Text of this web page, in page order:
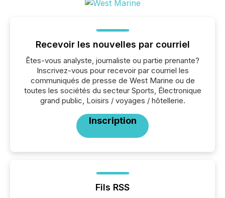
Recevoir les nouvelles par courriel
Êtes-vous analyste, journaliste ou partie prenante?
Inscrivez-vous pour recevoir par courriel les
communiqués de presse de West Marine ou de
toutes les sociétés du secteur Sports, Électronique
grand public, Loisirs / voyages / hôtellerie.
Inscription
Fils RSS